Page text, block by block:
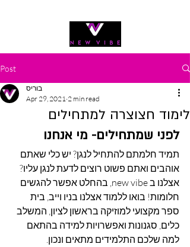
Post
לימוד חצוצרה למתחילים
בוריס
Apr 29, 2021 2 min read
לפני שמתחילים- מי אנחנו
תמיד חלמתם להתחיל לנגן? יש כלי שאתם
אוהבים ואתם פשוט רוצים לדעת לנגן עליו?
אצלנו ב new vibe, בהחלט אפשר להגשים
חלומות! בואו ללמוד אצלנו בניו וייב, בית
ספר מקצועי למוזיקה בראשון לציון, המשלב
כלים, סגנונות ואפשרויות למידה בהתאם
למה שלכם התלמידים מתאים ונכון.